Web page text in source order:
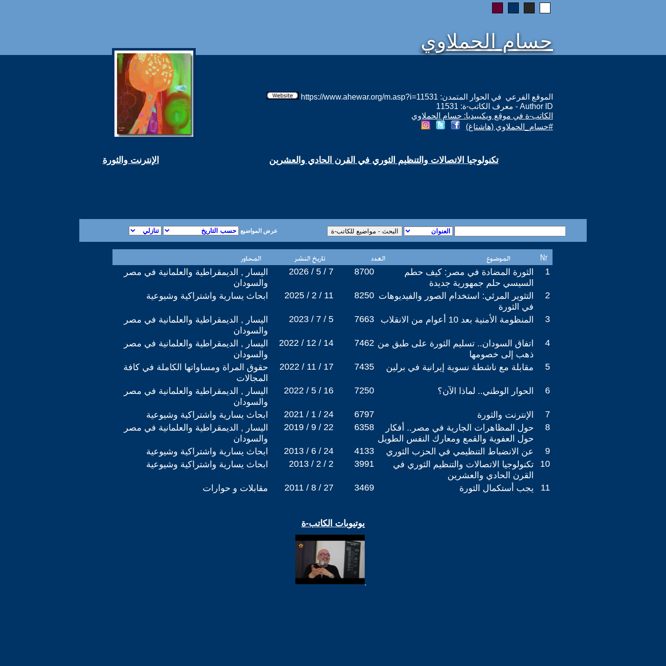
حسام الحملاوي
الموقع الفرعي في الحوار المتمدن: https://www.ahewar.org/m.asp?i=11531
Author ID - معرف الكاتب-ة: 11531
الكاتب-ة في موقع ويكيبيديا: حسام الحملاوي
#حسام_الحملاوي (هاشتاغ)
الإنترنت والثورة تكنولوجيا الاتصالات والتنظيم الثوري في القرن الحادي والعشرين
عرض المواضيع
اليسار , الديمقراطية والعلمانية في مصر
والسودان
2026 / 5 / 7 8700
الثورة المضادة في مصر: كيف حطم
السيسي حلم جمهورية جديدة
1
ابحاث يسارية واشتراكية وشيوعية 2025 / 2 / 11 8250 التثوير المرئي: استخدام الصور والفيديوهات
في الثورة
2
اليسار , الديمقراطية والعلمانية في مصر
والسودان
2023 / 7 / 5 7663 المنظومة الأمنية بعد 10 أعوام من الانقلاب 3
اليسار , الديمقراطية والعلمانية في مصر
والسودان
2022 / 12 / 14 7462 اتفاق السودان.. تسليم الثورة على طبق من
ذهب إلى خصومها
4
حقوق المراة ومساواتها الكاملة في كافة
المجالات
2022 / 11 / 17 7435 مقابلة مع ناشطة نسوية إيرانية في برلين 5
اليسار , الديمقراطية والعلمانية في مصر
والسودان
2022 / 5 / 16 7250 الحوار الوطني.. لماذا الآن؟ 6
ابحاث يسارية واشتراكية وشيوعية 2021 / 1 / 24 6797 الإنترنت والثورة
7
اليسار , الديمقراطية والعلمانية في مصر
والسودان
2019 / 9 / 22 6358
حول المظاهرات الجارية في مصر.. أفكار
حول العفوية والقمع ومعارك النفس الطويل
8
ابحاث يسارية واشتراكية وشيوعية 2013 / 6 / 24 4133 عن الانضباط التنظيمي في الحزب الثوري
9
ابحاث يسارية واشتراكية وشيوعية
2013 / 2 / 2 3991
تكنولوجيا الاتصالات والتنظيم الثوري في
القرن الحادي والعشرين
10
مقابلات و حوارات 2011 / 8 / 27 3469 يجب أستكمال الثورة 11
يوتيوبات الكاتب-ة